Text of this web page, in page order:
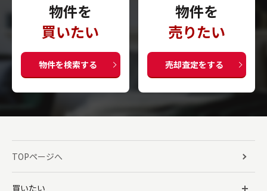
物件を
買いたい
物件を検索する
物件を
売りたい
売却査定をする
TOPページへ
買いたい